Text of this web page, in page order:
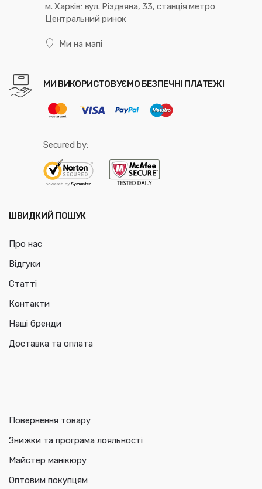
м. Харків: вул. Різдвяна, 33, станція метро
Центральний ринок
Ми на мапі
МИ ВИКОРИСТОВУЄМО БЕЗПЕЧНІ ПЛАТЕЖІ
Secured by:
ШВИДКИЙ ПОШУК
Про нас
Відгуки
Статті
Контакти
Наші бренди
Доставка та оплата
Повернення товару
Знижки та програма лояльності
Майстер манікюру
Оптовим покупцям